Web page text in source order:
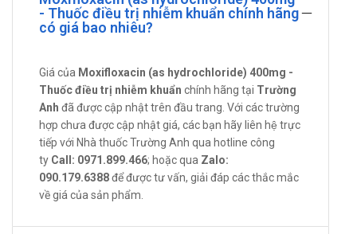
Moxifloxacin là một kháng sinh tổng hợp nhóm
ciprofloxacin.
Giống như các fluoroquinolon khác, moxifloxacin có tác dụng
diệt khuẩn với cả vi khuẩn Gram dương và Gram âm bằng
cách ức chế topoisomerase II (ADN gyrase) và/hoặc
topoisomerase IV. Topoisomerase là những enzym cần thiết
cho sự sao chép, phiên mã và tu sửa ADN vi khuẩn. Nhân 1,8-
napthyridin của moxifloxacin có các nhóm thế 8-methoxy và
- Thuốc điều trị nhiễm khuẩn chính hãng
có giá bao nhiêu?
Giá của Moxifloxacin (as hydrochloride) 400mg -
Thuốc điều trị nhiễm khuẩn chính hãng tại Trường
Anh đã được cập nhật trên đầu trang. Với các trường
hợp chưa được cập nhật giá, các bạn hãy liên hệ trực
tiếp với Nhà thuốc Trường Anh qua hotline công
ty Call: 0971.899.466; hoặc qua Zalo:
090.179.6388để được tư vấn, giải đáp các thắc mắc
về giá của sản phẩm.